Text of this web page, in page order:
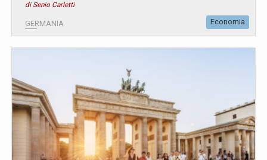
di Senio Carletti
GERMANIA Economia